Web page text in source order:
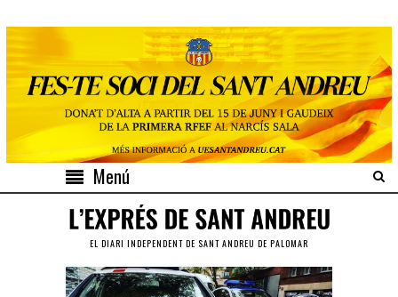
Menú
EL DIARI INDEPENDENT DE SANT ANDREU DE PALOMAR